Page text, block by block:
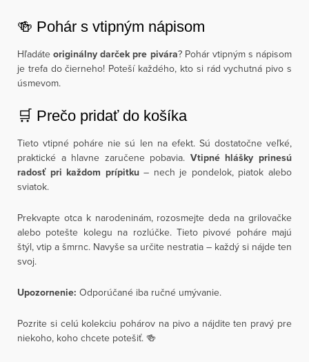
🍻 Pohár s vtipným nápisom
Hľadáteoriginálny darček pre pivára? Pohár vtipným s nápisom
je trefa do čierneho! Poteší každého, kto si rád vychutná pivo s
úsmevom.
🛒 Prečo pridať do košíka
Tieto vtipné poháre nie sú len na efekt. Sú dostatočne veľké,
praktické a hlavne zaručene pobavia. Vtipné hlášky prinesú
radosť pri každom prípitku– nech je pondelok, piatok alebo
sviatok.
Prekvapte otca k narodeninám, rozosmejte deda na grilovačke
alebo potešte kolegu na rozlúčke. Tieto pivové poháre majú
štýl, vtip a šmrnc. Navyše sa určite nestratia – každý si nájde ten
svoj.
Upozornenie: Odporúčané iba ručné umývanie.
Pozrite si celú kolekciu pohárov na pivo a nájdite ten pravý pre
niekoho, koho chcete potešiť. 🍻